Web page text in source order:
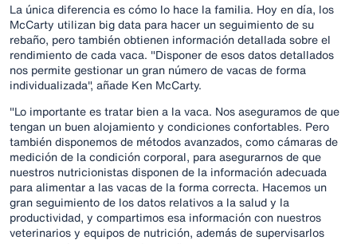
La única diferencia es cómo lo hace la familia. Hoy en día, los
McCarty utilizan big data para hacer un seguimiento de su
rebaño, pero también obtienen información detallada sobre el
rendimiento de cada vaca. "Disponer de esos datos detallados
nos permite gestionar un gran número de vacas de forma
individualizada", añade Ken McCarty.
"Lo importante es tratar bien a la vaca. Nos aseguramos de que
tengan un buen alojamiento y condiciones confortables. Pero
también disponemos de métodos avanzados, como cámaras de
medición de la condición corporal, para asegurarnos de que
nuestros nutricionistas disponen de la información adecuada
para alimentar a las vacas de la forma correcta. Hacemos un
gran seguimiento de los datos relativos a la salud y la
productividad, y compartimos esa información con nuestros
veterinarios y equipos de nutrición, además de supervisarlos